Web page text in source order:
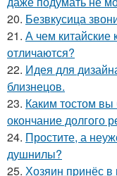
20. Безвкусица
21. А чем китайские
отличаются?
22. Идея для
близнецов.
23. Каким тостом
окончание долгого
24. Простите, а
душнилы?
25. Хозяин принёс в